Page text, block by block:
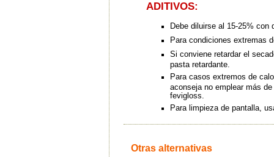
ADITIVOS:
Debe diluirse al 15-25% con
Para condiciones extremas
Si conviene retardar el
pasta retardante.
Para casos extremos de
aconseja no emplear más
fevigloss.
Para limpieza de pantalla,
Otras alternativas